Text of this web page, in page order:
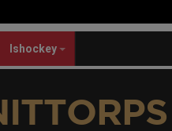
Ishockey